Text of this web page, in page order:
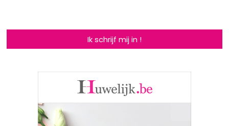
Ik schrijf mij in !